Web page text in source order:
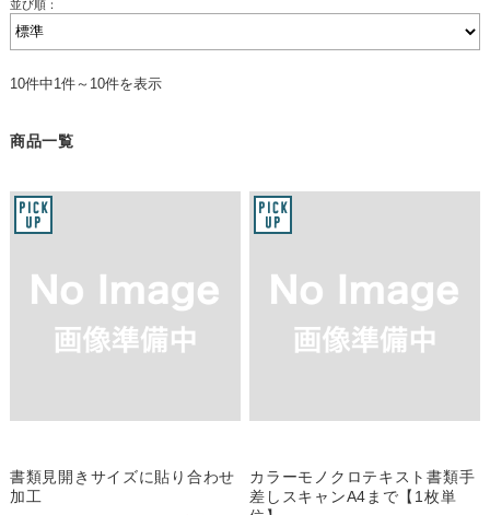
並び順：
10件中1件～10件を表示
商品一覧
書類見開きサイズに貼り合わせ
加工
カラーモノクロテキスト書類手
差しスキャンA4まで【1枚単